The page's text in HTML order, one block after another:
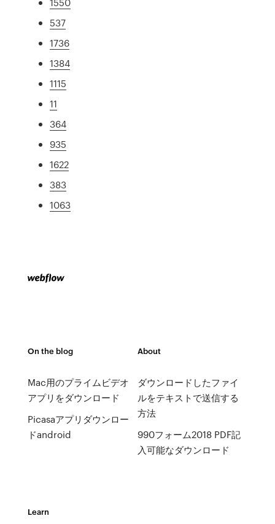
537
1736
1384
1115
11
364
935
1622
383
1063
On the blog
Mac用のプライムビデオ
アプリをダウンロード
Picasaアプリダウンロー
ドandroid
About
ダウンロードしたファイ
ルをテキストで送信する
方法
990フォーム2018 PDF記
入可能なダウンロード
Learn